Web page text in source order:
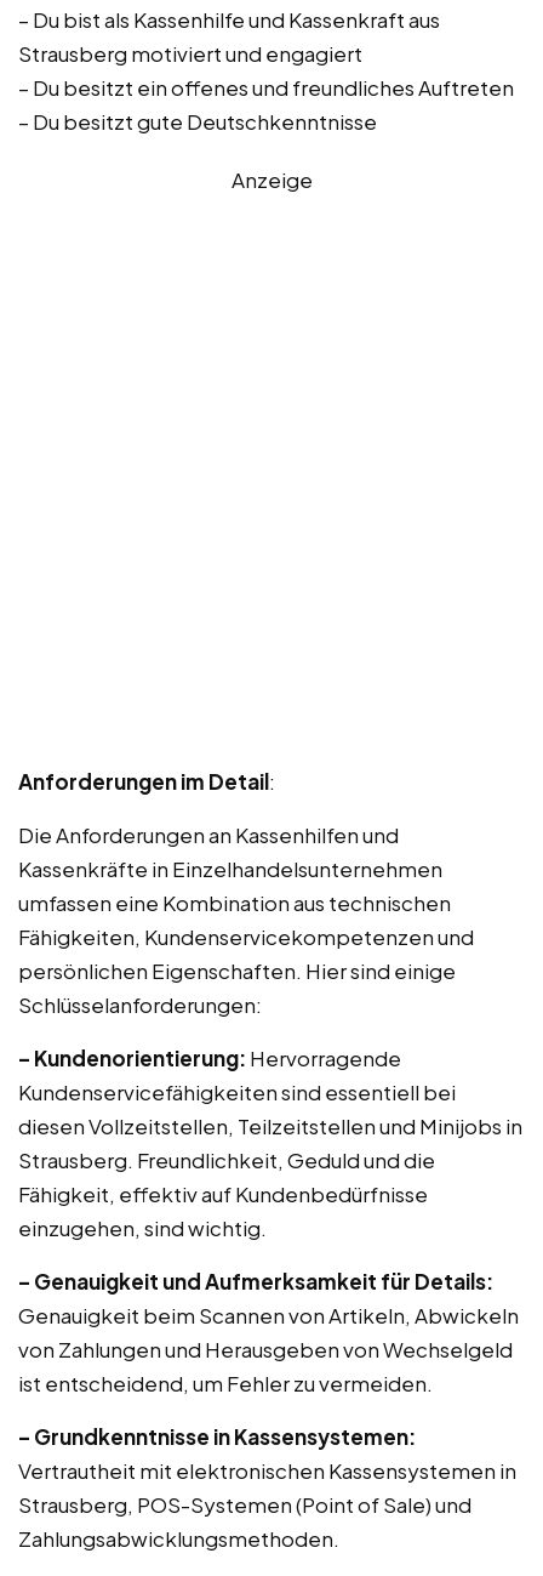
– Du bist als Kassenhilfe und Kassenkraft aus
Strausberg motiviert und engagiert
– Du besitzt ein offenes und freundliches Auftreten
– Du besitzt gute Deutschkenntnisse
Anzeige
Anforderungen im Detail:
Die Anforderungen an Kassenhilfen und
Kassenkräfte in Einzelhandelsunternehmen
umfassen eine Kombination aus technischen
Fähigkeiten, Kundenservicekompetenzen und
persönlichen Eigenschaften. Hier sind einige
Schlüsselanforderungen:
– Kundenorientierung: Hervorragende
Kundenservicefähigkeiten sind essentiell bei
diesen Vollzeitstellen, Teilzeitstellen und Minijobs in
Strausberg. Freundlichkeit, Geduld und die
Fähigkeit, effektiv auf Kundenbedürfnisse
einzugehen, sind wichtig.
– Genauigkeit und Aufmerksamkeit für Details:
Genauigkeit beim Scannen von Artikeln, Abwickeln
von Zahlungen und Herausgeben von Wechselgeld
ist entscheidend, um Fehler zu vermeiden.
– Grundkenntnisse in Kassensystemen:
Vertrautheit mit elektronischen Kassensystemen in
Strausberg, POS-Systemen (Point of Sale) und
Zahlungsabwicklungsmethoden.